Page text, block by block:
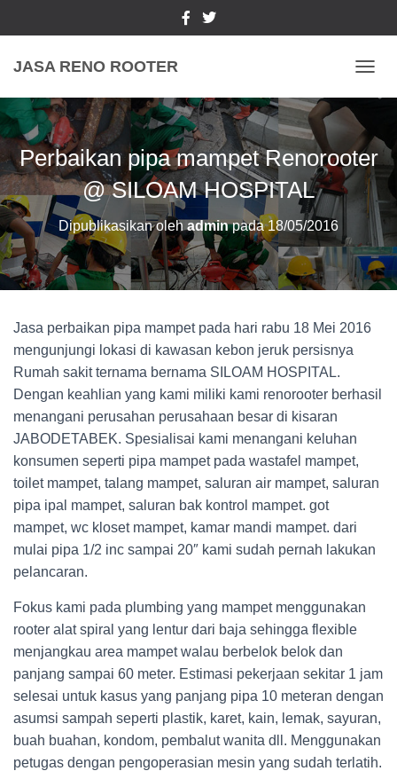
JASA RENO ROOTER
Perbaikan pipa mampet Renorooter
@ SILOAM HOSPITAL
Dipublikasikan oleh adminpada18/05/2016
Jasa perbaikan pipa mampet pada hari rabu 18 Mei 2016
mengunjungi lokasi di kawasan kebon jeruk persisnya
Rumah sakit ternama bernama SILOAM HOSPITAL.
Dengan keahlian yang kami miliki kami renorooter berhasil
menangani perusahan perusahaan besar di kisaran
JABODETABEK. Spesialisai kami menangani keluhan
konsumen seperti pipa mampet pada wastafel mampet,
toilet mampet, talang mampet, saluran air mampet, saluran
pipa ipal mampet, saluran bak kontrol mampet. got
mampet, wc kloset mampet, kamar mandi mampet. dari
mulai pipa 1/2 inc sampai 20″ kami sudah pernah lakukan
pelancaran.
Fokus kami pada plumbing yang mampet menggunakan
rooter alat spiral yang lentur dari baja sehingga flexible
menjangkau area mampet walau berbelok belok dan
panjang sampai 60 meter. Estimasi pekerjaan sekitar 1 jam
selesai untuk kasus yang panjang pipa 10 meteran dengan
asumsi sampah seperti plastik, karet, kain, lemak, sayuran,
buah buahan, kondom, pembalut wanita dll. Menggunakan
petugas dengan pengoperasian mesin yang sudah terlatih.